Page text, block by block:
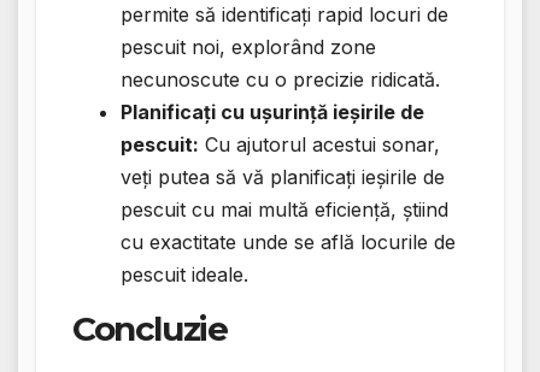
permite să identificați rapid locuri de
pescuit noi, explorând zone
necunoscute cu o precizie ridicată.
Planificați cu ușurință ieșirile de
pescuit: Cu ajutorul acestui sonar,
veți putea să vă planificați ieșirile de
pescuit cu mai multă eficiență, știind
cu exactitate unde se află locurile de
pescuit ideale.
Concluzie